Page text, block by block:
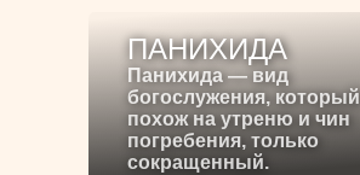
ПАНИХИДА
Панихида — вид
богослужения, который
похож на утреню и чин
погребения, только
сокращенный.